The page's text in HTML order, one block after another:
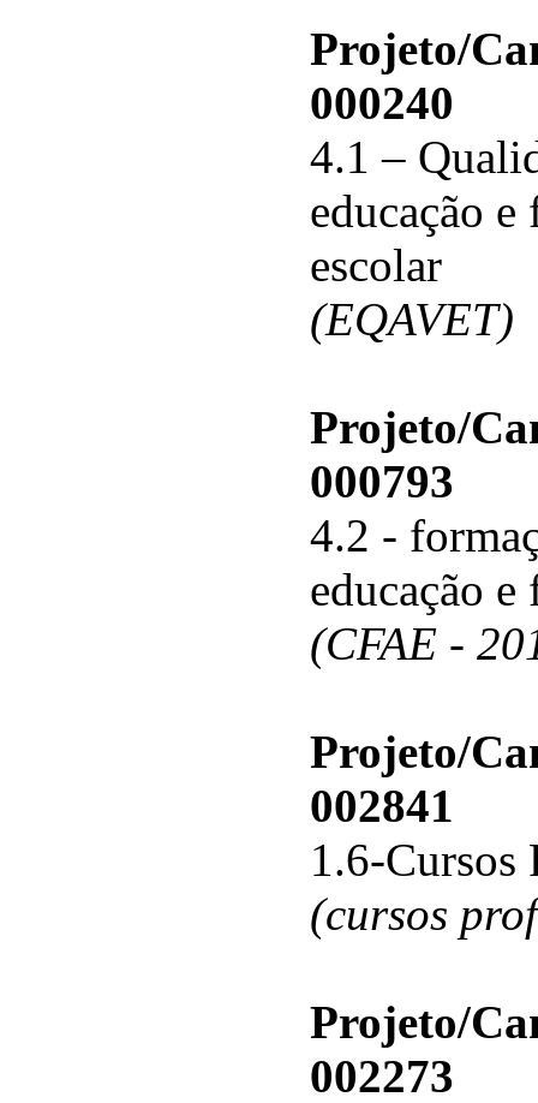
Projeto/
000240
4.1 –
educação e
escolar
(EQAVET)
Projeto/
000793
4.2 -
educação e
(CFAE -
Projeto/
002841
1.6-Cursos
(cursos
Projeto/
002273